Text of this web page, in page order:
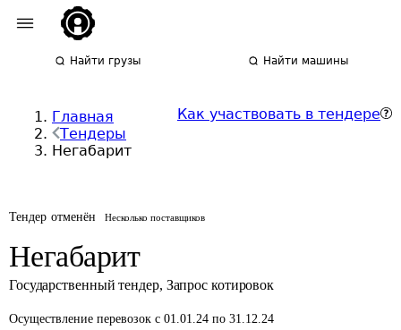
Найти грузы Найти машины
Главная
Тендеры
Негабарит
Как участвовать в тендере
Тендер отменён Несколько поставщиков
Негабарит
Государственный тендер, Запрос котировок
Осуществление перевозок с 01.01.24 по 31.12.24